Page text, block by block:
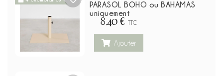
PARASOL BOHO ou BAHAMAS
uniquement
8,40 € TTC
Ajouter